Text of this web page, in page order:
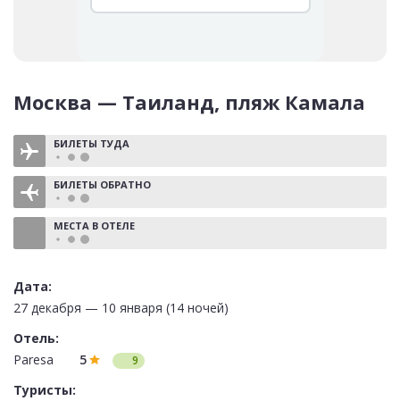
Москва — Таиланд, пляж Камала
БИЛЕТЫ ТУДА
БИЛЕТЫ ОБРАТНО
МЕСТА В ОТЕЛЕ
Дата:
27 декабря — 10 января (14 ночей)
Отель:
Paresa
5 9
Туристы: